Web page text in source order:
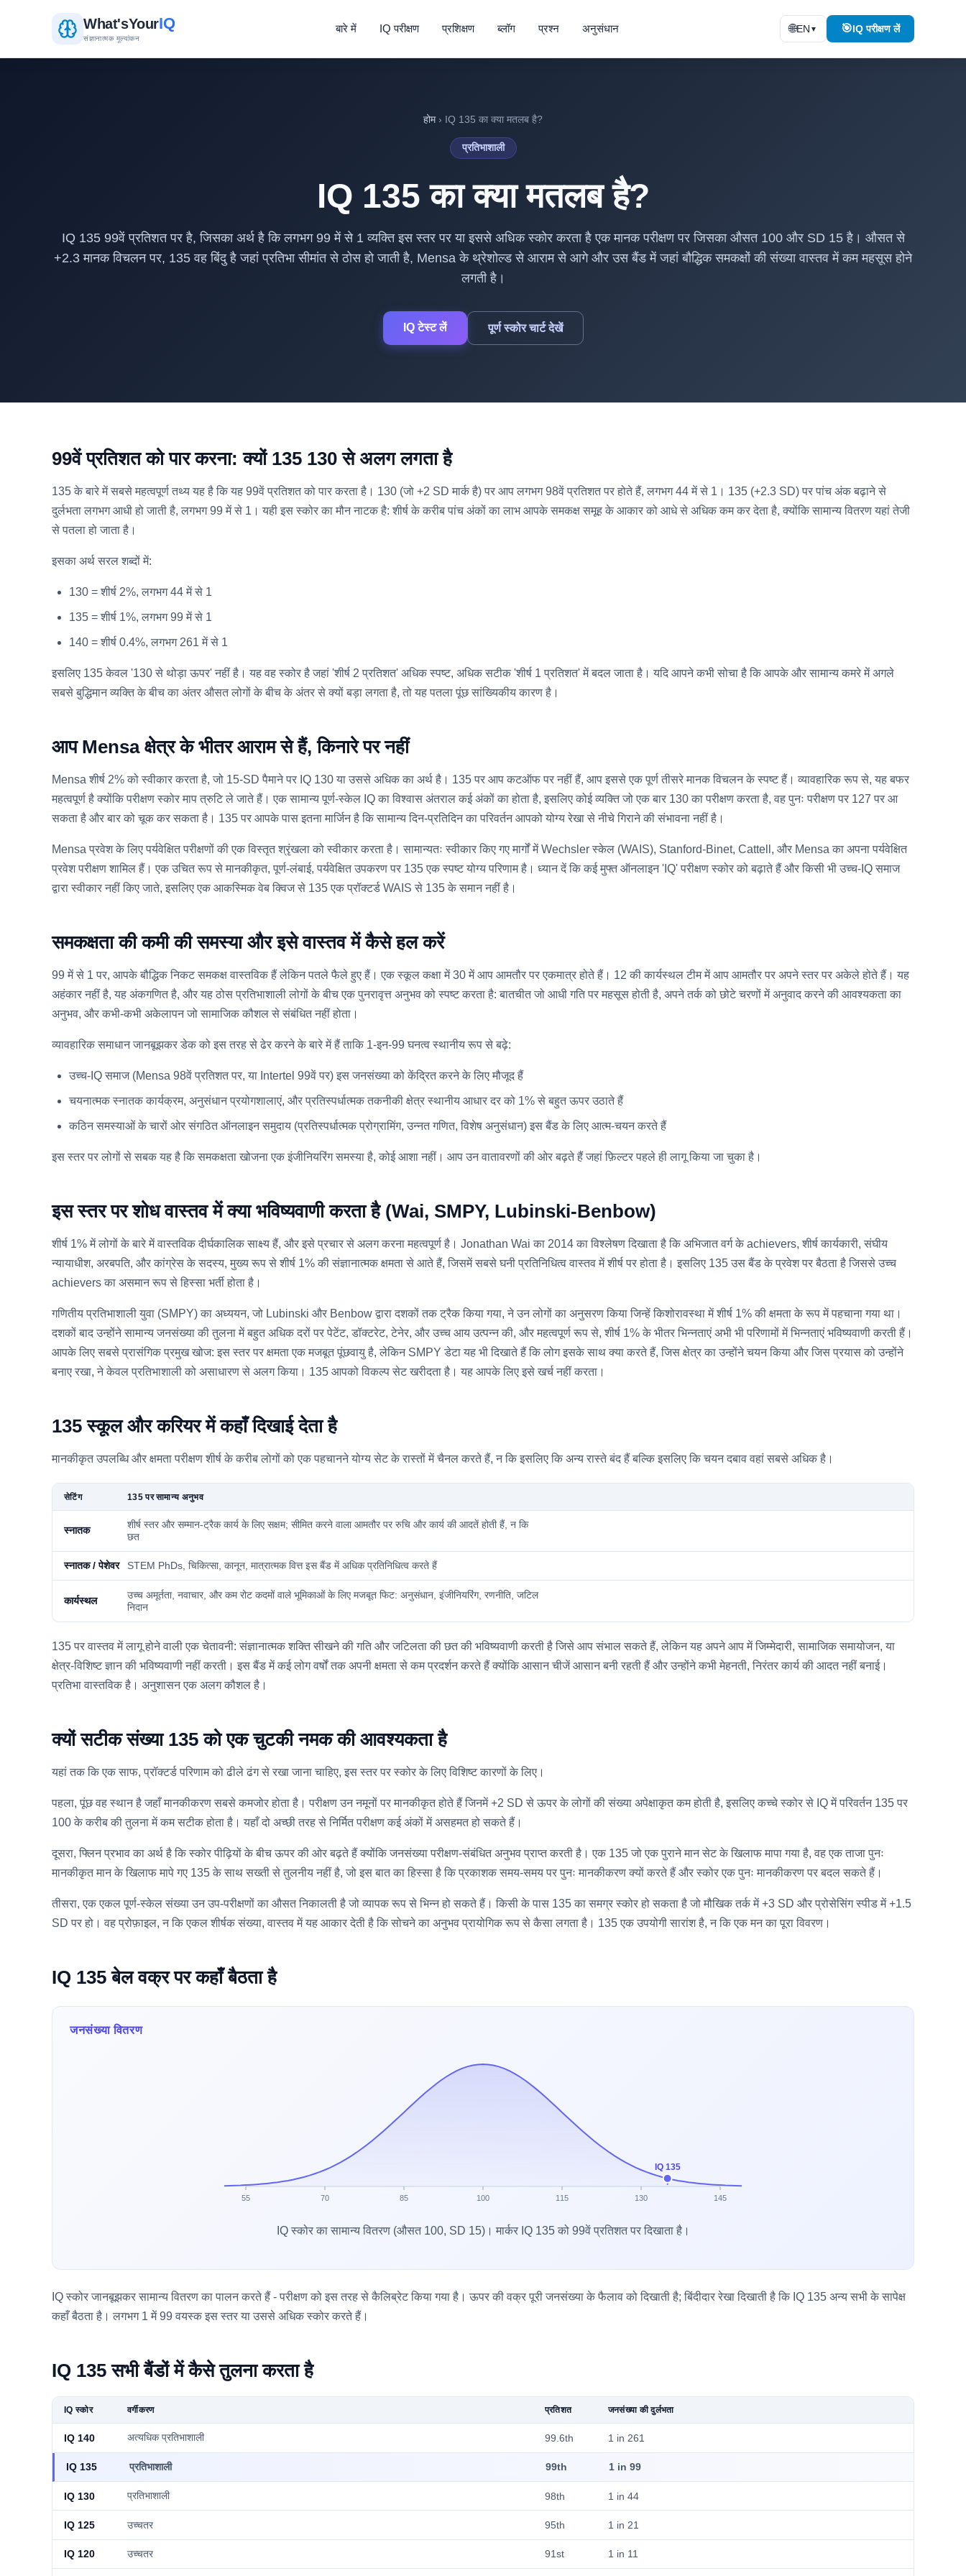
What'sYourIQ
संज्ञानात्मक मूल्यांकन
बारे में IQ परीक्षण प्रशिक्षण ब्लॉग प्रश्न अनुसंधान 🌐EN ▼ 🎯IQ परीक्षण लें
होम› IQ 135 का क्या मतलब है?
प्रतिभाशाली
IQ 135 का क्या मतलब है?
IQ 135 99वें प्रतिशत पर है, जिसका अर्थ है कि लगभग 99 में से 1 व्यक्ति इस स्तर पर या इससे अधिक स्कोर करता है एक मानक परीक्षण पर जिसका औसत 100 और SD 15 है। औसत से
+2.3 मानक विचलन पर, 135 वह बिंदु है जहां प्रतिभा सीमांत से ठोस हो जाती है, Mensa के थ्रेशोल्ड से आराम से आगे और उस बैंड में जहां बौद्धिक समकक्षों की संख्या वास्तव में कम महसूस होने
लगती है।
IQ टेस्ट लें पूर्ण स्कोर चार्ट देखें
99वें प्रतिशत को पार करना: क्यों 135 130 से अलग लगता है
135 के बारे में सबसे महत्वपूर्ण तथ्य यह है कि यह 99वें प्रतिशत को पार करता है। 130 (जो +2 SD मार्क है) पर आप लगभग 98वें प्रतिशत पर होते हैं, लगभग 44 में से 1। 135 (+2.3 SD) पर पांच अंक बढ़ाने से
दुर्लभता लगभग आधी हो जाती है, लगभग 99 में से 1। यही इस स्कोर का मौन नाटक है: शीर्ष के करीब पांच अंकों का लाभ आपके समकक्ष समूह के आकार को आधे से अधिक कम कर देता है, क्योंकि सामान्य वितरण यहां तेजी
से पतला हो जाता है।
इसका अर्थ सरल शब्दों में:
130 = शीर्ष 2%, लगभग 44 में से 1
135 = शीर्ष 1%, लगभग 99 में से 1
140 = शीर्ष 0.4%, लगभग 261 में से 1
इसलिए 135 केवल '130 से थोड़ा ऊपर' नहीं है। यह वह स्कोर है जहां 'शीर्ष 2 प्रतिशत' अधिक स्पष्ट, अधिक सटीक 'शीर्ष 1 प्रतिशत' में बदल जाता है। यदि आपने कभी सोचा है कि आपके और सामान्य कमरे में अगले
सबसे बुद्धिमान व्यक्ति के बीच का अंतर औसत लोगों के बीच के अंतर से क्यों बड़ा लगता है, तो यह पतला पूंछ सांख्यिकीय कारण है।
आप Mensa क्षेत्र के भीतर आराम से हैं, किनारे पर नहीं
Mensa शीर्ष 2% को स्वीकार करता है, जो 15-SD पैमाने पर IQ 130 या उससे अधिक का अर्थ है। 135 पर आप कटऑफ पर नहीं हैं, आप इससे एक पूर्ण तीसरे मानक विचलन के स्पष्ट हैं। व्यावहारिक रूप से, यह बफर
महत्वपूर्ण है क्योंकि परीक्षण स्कोर माप त्रुटि ले जाते हैं। एक सामान्य पूर्ण-स्केल IQ का विश्वास अंतराल कई अंकों का होता है, इसलिए कोई व्यक्ति जो एक बार 130 का परीक्षण करता है, वह पुनः परीक्षण पर 127 पर आ
सकता है और बार को चूक कर सकता है। 135 पर आपके पास इतना मार्जिन है कि सामान्य दिन-प्रतिदिन का परिवर्तन आपको योग्य रेखा से नीचे गिराने की संभावना नहीं है।
Mensa प्रवेश के लिए पर्यवेक्षित परीक्षणों की एक विस्तृत श्रृंखला को स्वीकार करता है। सामान्यतः स्वीकार किए गए मार्गों में Wechsler स्केल (WAIS), Stanford-Binet, Cattell, और Mensa का अपना पर्यवेक्षित
प्रवेश परीक्षण शामिल हैं। एक उचित रूप से मानकीकृत, पूर्ण-लंबाई, पर्यवेक्षित उपकरण पर 135 एक स्पष्ट योग्य परिणाम है। ध्यान दें कि कई मुफ्त ऑनलाइन 'IQ' परीक्षण स्कोर को बढ़ाते हैं और किसी भी उच्च-IQ समाज
द्वारा स्वीकार नहीं किए जाते, इसलिए एक आकस्मिक वेब क्विज से 135 एक प्रॉक्टर्ड WAIS से 135 के समान नहीं है।
समकक्षता की कमी की समस्या और इसे वास्तव में कैसे हल करें
99 में से 1 पर, आपके बौद्धिक निकट समकक्ष वास्तविक हैं लेकिन पतले फैले हुए हैं। एक स्कूल कक्षा में 30 में आप आमतौर पर एकमात्र होते हैं। 12 की कार्यस्थल टीम में आप आमतौर पर अपने स्तर पर अकेले होते हैं। यह
अहंकार नहीं है, यह अंकगणित है, और यह ठोस प्रतिभाशाली लोगों के बीच एक पुनरावृत्त अनुभव को स्पष्ट करता है: बातचीत जो आधी गति पर महसूस होती है, अपने तर्क को छोटे चरणों में अनुवाद करने की आवश्यकता का
अनुभव, और कभी-कभी अकेलापन जो सामाजिक कौशल से संबंधित नहीं होता।
व्यावहारिक समाधान जानबूझकर डेक को इस तरह से ढेर करने के बारे में हैं ताकि 1-इन-99 घनत्व स्थानीय रूप से बढ़े:
उच्च-IQ समाज (Mensa 98वें प्रतिशत पर, या Intertel 99वें पर) इस जनसंख्या को केंद्रित करने के लिए मौजूद हैं
चयनात्मक स्नातक कार्यक्रम, अनुसंधान प्रयोगशालाएं, और प्रतिस्पर्धात्मक तकनीकी क्षेत्र स्थानीय आधार दर को 1% से बहुत ऊपर उठाते हैं
कठिन समस्याओं के चारों ओर संगठित ऑनलाइन समुदाय (प्रतिस्पर्धात्मक प्रोग्रामिंग, उन्नत गणित, विशेष अनुसंधान) इस बैंड के लिए आत्म-चयन करते हैं
इस स्तर पर लोगों से सबक यह है कि समकक्षता खोजना एक इंजीनियरिंग समस्या है, कोई आशा नहीं। आप उन वातावरणों की ओर बढ़ते हैं जहां फ़िल्टर पहले ही लागू किया जा चुका है।
इस स्तर पर शोध वास्तव में क्या भविष्यवाणी करता है (Wai, SMPY, Lubinski-Benbow)
शीर्ष 1% में लोगों के बारे में वास्तविक दीर्घकालिक साक्ष्य हैं, और इसे प्रचार से अलग करना महत्वपूर्ण है। Jonathan Wai का 2014 का विश्लेषण दिखाता है कि अभिजात वर्ग के achievers, शीर्ष कार्यकारी, संघीय
न्यायाधीश, अरबपति, और कांग्रेस के सदस्य, मुख्य रूप से शीर्ष 1% की संज्ञानात्मक क्षमता से आते हैं, जिसमें सबसे घनी प्रतिनिधित्व वास्तव में शीर्ष पर होता है। इसलिए 135 उस बैंड के प्रवेश पर बैठता है जिससे उच्च
achievers का असमान रूप से हिस्सा भर्ती होता है।
गणितीय प्रतिभाशाली युवा (SMPY) का अध्ययन, जो Lubinski और Benbow द्वारा दशकों तक ट्रैक किया गया, ने उन लोगों का अनुसरण किया जिन्हें किशोरावस्था में शीर्ष 1% की क्षमता के रूप में पहचाना गया था।
दशकों बाद उन्होंने सामान्य जनसंख्या की तुलना में बहुत अधिक दरों पर पेटेंट, डॉक्टरेट, टेनेर, और उच्च आय उत्पन्न की, और महत्वपूर्ण रूप से, शीर्ष 1% के भीतर भिन्नताएं अभी भी परिणामों में भिन्नताएं भविष्यवाणी करती हैं।
आपके लिए सबसे प्रासंगिक प्रमुख खोज: इस स्तर पर क्षमता एक मजबूत पूंछवायु है, लेकिन SMPY डेटा यह भी दिखाते हैं कि लोग इसके साथ क्या करते हैं, जिस क्षेत्र का उन्होंने चयन किया और जिस प्रयास को उन्होंने
बनाए रखा, ने केवल प्रतिभाशाली को असाधारण से अलग किया। 135 आपको विकल्प सेट खरीदता है। यह आपके लिए इसे खर्च नहीं करता।
135 स्कूल और करियर में कहाँ दिखाई देता है
मानकीकृत उपलब्धि और क्षमता परीक्षण शीर्ष के करीब लोगों को एक पहचानने योग्य सेट के रास्तों में चैनल करते हैं, न कि इसलिए कि अन्य रास्ते बंद हैं बल्कि इसलिए कि चयन दबाव वहां सबसे अधिक है।
सेटिंग 135 पर सामान्य अनुभव
स्नातक
शीर्ष स्तर और सम्मान-ट्रैक कार्य के लिए सक्षम; सीमित करने वाला आमतौर पर रुचि और कार्य की आदतें होती हैं, न कि
छत
स्नातक / पेशेवर STEM PhDs, चिकित्सा, कानून, मात्रात्मक वित्त इस बैंड में अधिक प्रतिनिधित्व करते हैं
कार्यस्थल
उच्च अमूर्तता, नवाचार, और कम रोट कदमों वाले भूमिकाओं के लिए मजबूत फिट: अनुसंधान, इंजीनियरिंग, रणनीति, जटिल
निदान
135 पर वास्तव में लागू होने वाली एक चेतावनी: संज्ञानात्मक शक्ति सीखने की गति और जटिलता की छत की भविष्यवाणी करती है जिसे आप संभाल सकते हैं, लेकिन यह अपने आप में जिम्मेदारी, सामाजिक समायोजन, या
क्षेत्र-विशिष्ट ज्ञान की भविष्यवाणी नहीं करती। इस बैंड में कई लोग वर्षों तक अपनी क्षमता से कम प्रदर्शन करते हैं क्योंकि आसान चीजें आसान बनी रहती हैं और उन्होंने कभी मेहनती, निरंतर कार्य की आदत नहीं बनाई।
प्रतिभा वास्तविक है। अनुशासन एक अलग कौशल है।
क्यों सटीक संख्या 135 को एक चुटकी नमक की आवश्यकता है
यहां तक कि एक साफ, प्रॉक्टर्ड परिणाम को ढीले ढंग से रखा जाना चाहिए, इस स्तर पर स्कोर के लिए विशिष्ट कारणों के लिए।
पहला, पूंछ वह स्थान है जहाँ मानकीकरण सबसे कमजोर होता है। परीक्षण उन नमूनों पर मानकीकृत होते हैं जिनमें +2 SD से ऊपर के लोगों की संख्या अपेक्षाकृत कम होती है, इसलिए कच्चे स्कोर से IQ में परिवर्तन 135 पर
100 के करीब की तुलना में कम सटीक होता है। यहाँ दो अच्छी तरह से निर्मित परीक्षण कई अंकों में असहमत हो सकते हैं।
दूसरा, फ्लिन प्रभाव का अर्थ है कि स्कोर पीढ़ियों के बीच ऊपर की ओर बढ़ते हैं क्योंकि जनसंख्या परीक्षण-संबंधित अनुभव प्राप्त करती है। एक 135 जो एक पुराने मान सेट के खिलाफ मापा गया है, वह एक ताजा पुनः
मानकीकृत मान के खिलाफ मापे गए 135 के साथ सख्ती से तुलनीय नहीं है, जो इस बात का हिस्सा है कि प्रकाशक समय-समय पर पुनः मानकीकरण क्यों करते हैं और स्कोर एक पुनः मानकीकरण पर बदल सकते हैं।
तीसरा, एक एकल पूर्ण-स्केल संख्या उन उप-परीक्षणों का औसत निकालती है जो व्यापक रूप से भिन्न हो सकते हैं। किसी के पास 135 का समग्र स्कोर हो सकता है जो मौखिक तर्क में +3 SD और प्रोसेसिंग स्पीड में +1.5
SD पर हो। वह प्रोफ़ाइल, न कि एकल शीर्षक संख्या, वास्तव में यह आकार देती है कि सोचने का अनुभव प्रायोगिक रूप से कैसा लगता है। 135 एक उपयोगी सारांश है, न कि एक मन का पूरा विवरण।
IQ 135 बेल वक्र पर कहाँ बैठता है
जनसंख्या वितरण
55 70 85 100 115 130 145
IQ 135
IQ स्कोर का सामान्य वितरण (औसत 100, SD 15)। मार्कर IQ 135 को 99वें प्रतिशत पर दिखाता है।
IQ स्कोर जानबूझकर सामान्य वितरण का पालन करते हैं - परीक्षण को इस तरह से कैलिब्रेट किया गया है। ऊपर की वक्र पूरी जनसंख्या के फैलाव को दिखाती है; बिंदीदार रेखा दिखाती है कि IQ 135 अन्य सभी के सापेक्ष
कहाँ बैठता है। लगभग 1 में 99 वयस्क इस स्तर या उससे अधिक स्कोर करते हैं।
IQ 135 सभी बैंडों में कैसे तुलना करता है
IQ स्कोर वर्गीकरण प्रतिशत जनसंख्या की दुर्लभता
IQ 140 अत्यधिक प्रतिभाशाली 99.6th 1 in 261
IQ 135 प्रतिभाशाली 99th 1 in 99
IQ 130 प्रतिभाशाली 98th 1 in 44
IQ 125 उच्चतर 95th 1 in 21
IQ 120 उच्चतर 91st 1 in 11